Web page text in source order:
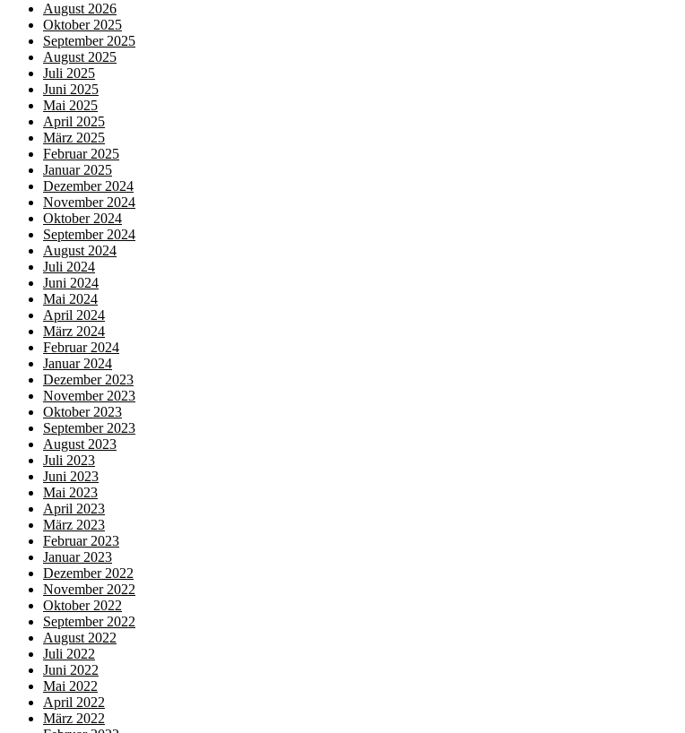
August 2026
Oktober 2025
September 2025
August 2025
Juli 2025
Juni 2025
Mai 2025
April 2025
März 2025
Februar 2025
Januar 2025
Dezember 2024
November 2024
Oktober 2024
September 2024
August 2024
Juli 2024
Juni 2024
Mai 2024
April 2024
März 2024
Februar 2024
Januar 2024
Dezember 2023
November 2023
Oktober 2023
September 2023
August 2023
Juli 2023
Juni 2023
Mai 2023
April 2023
März 2023
Februar 2023
Januar 2023
Dezember 2022
November 2022
Oktober 2022
September 2022
August 2022
Juli 2022
Juni 2022
Mai 2022
April 2022
März 2022